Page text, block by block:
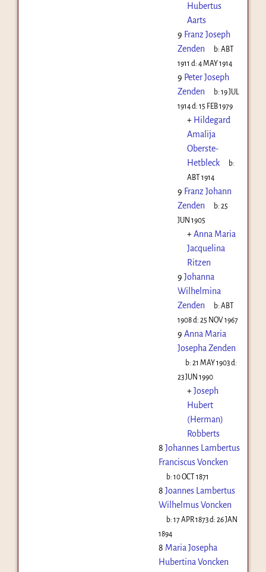
Hubertus
Aarts
9 Franz Joseph
Zenden
b:ABT
1911 d: 4 MAY 1914
9 Peter Joseph
Zenden
b:19 JUL
1914d: 15 FEB 1979
+ Hildegard
Amalija
Oberste-
Hetbleck
b:
ABT 1914
9 Franz Johann
Zenden
b:25
JUN 1905
+Anna Maria
Jacquelina
Ritzen
9 Johanna
Wilhelmina
Zenden
b:ABT
1908d: 25 NOV 1967
9 Anna Maria
Josepha Zenden
b:21 MAY 1903d:
23 JUN 1990
+Joseph
Hubert
(Herman)
Robberts
8 Johannes Lambertus
Franciscus Voncken
b:10 OCT 1871
8 Joannes Lambertus
Wilhelmus Voncken
b:17 APR 1873d:26 JAN
1894
8 Maria Josepha
Hubertina Voncken